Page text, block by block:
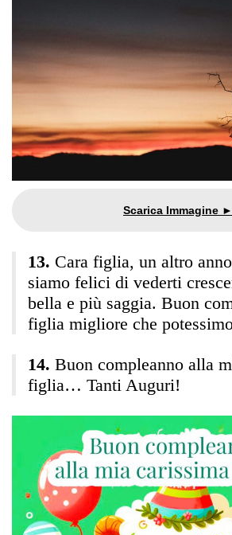
Cara figlia, un altro
siamo felici di vederti
bella e più saggia. Buon
figlia migliore che
Buon compleanno alla
figlia… Tanti Auguri!